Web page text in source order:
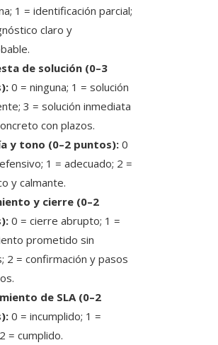
1 = identificación parcial;
claro y
de solución (0–3
0 = ninguna; 1 = solución
3 = solución inmediata
con plazos.
y tono (0–2 puntos): 0
1 = adecuado; 2 =
y calmante.
y cierre (0–2
0 = cierre abrupto; 1 =
prometido sin
2 = confirmación y pasos
de SLA (0–2
0 = incumplido; 1 =
= cumplido.